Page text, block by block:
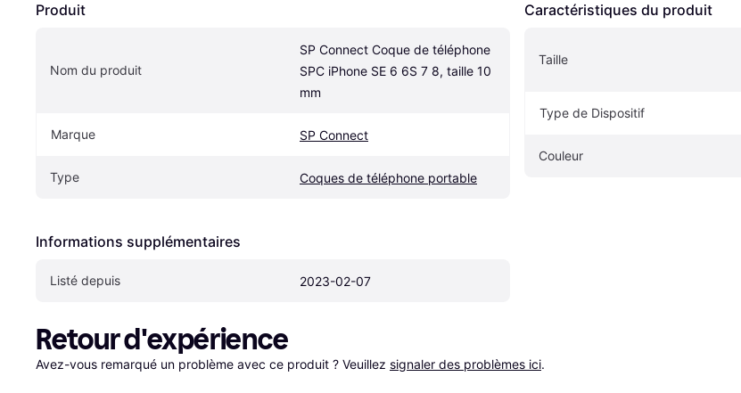
Produit
Nom du produit
SP Connect Coque de téléphone
SPC iPhone SE 6 6S 7 8, taille 10
mm
Marque SP Connect
Type Coques de téléphone portable
Informations supplémentaires
Listé depuis 2023-02-07
Caractéristiques du produit
Taille
Type de Dispositif
Couleur
Retour d'expérience
Avez-vous remarqué un problème avec ce produit ? Veuillez signaler des problèmes ici.